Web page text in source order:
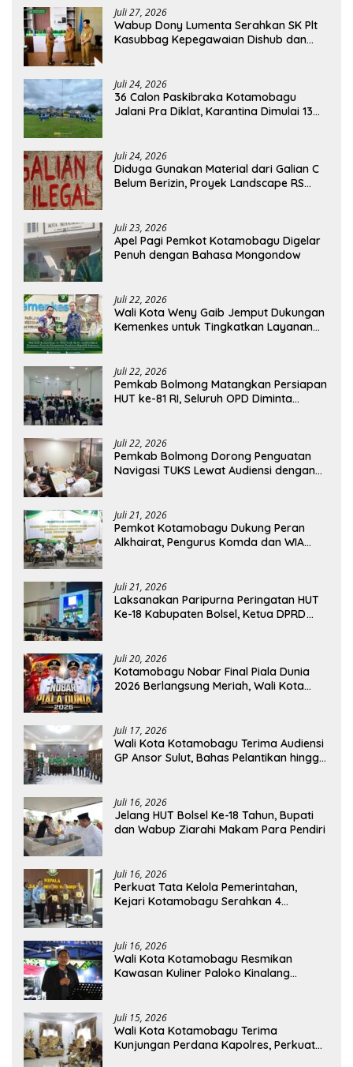
Juli 27, 2026
Wabup Dony Lumenta Serahkan SK Plt
Kasubbag Kepegawaian Dishub dan
Juli 24, 2026
36 Calon Paskibraka Kotamobagu
Jalani Pra Diklat, Karantina Dimulai 13
Juli 24, 2026
Diduga Gunakan Material dari Galian C
Belum Berizin, Proyek Landscape RS
Juli 23, 2026
Apel Pagi Pemkot Kotamobagu Digelar
Penuh dengan Bahasa Mongondow
Juli 22, 2026
Wali Kota Weny Gaib Jemput Dukungan
Kemenkes untuk Tingkatkan Layanan
Juli 22, 2026
Pemkab Bolmong Matangkan Persiapan
HUT ke-81 RI, Seluruh OPD Diminta
Juli 22, 2026
Pemkab Bolmong Dorong Penguatan
Navigasi TUKS Lewat Audiensi dengan
Juli 21, 2026
Pemkot Kotamobagu Dukung Peran
Alkhairat, Pengurus Komda dan WIA
Juli 21, 2026
Laksanakan Paripurna Peringatan HUT
Ke-18 Kabupaten Bolsel, Ketua DPRD
Juli 20, 2026
Kotamobagu Nobar Final Piala Dunia
2026 Berlangsung Meriah, Wali Kota
Juli 17, 2026
Wali Kota Kotamobagu Terima Audiensi
GP Ansor Sulut, Bahas Pelantikan hingga
Juli 16, 2026
Jelang HUT Bolsel Ke-18 Tahun, Bupati
dan Wabup Ziarahi Makam Para Pendiri
Juli 16, 2026
Perkuat Tata Kelola Pemerintahan,
Kejari Kotamobagu Serahkan 4
Juli 16, 2026
Wali Kota Kotamobagu Resmikan
Kawasan Kuliner Paloko Kinalang
Juli 15, 2026
Wali Kota Kotamobagu Terima
Kunjungan Perdana Kapolres, Perkuat